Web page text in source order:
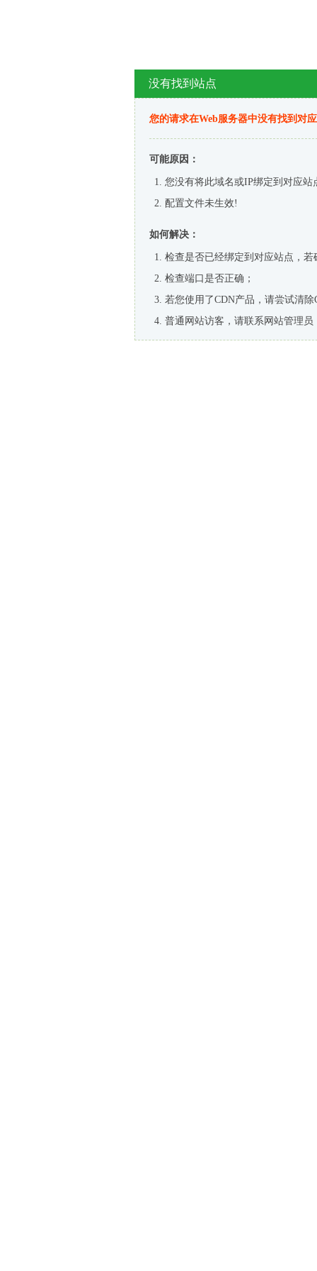
没有找到站点
您的请求在Web服务器中没有找到对
可能原因：
您没有将此域名或IP绑定到对应站
配置文件未生效!
如何解决：
检查是否已经绑定到对应站点，
检查端口是否正确；
若您使用了CDN产品，请尝试清除
普通网站访客，请联系网站管理员